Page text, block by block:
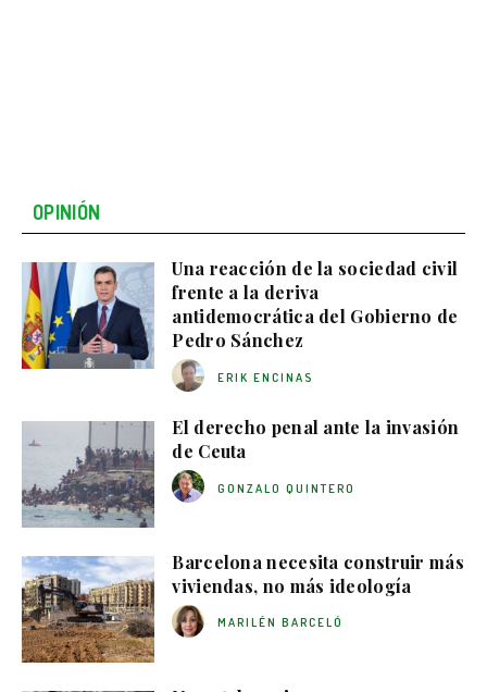
OPINIÓN
Una reacción de la sociedad civil
frente a la deriva
antidemocrática del Gobierno de
Pedro Sánchez
ERIK ENCINAS
El derecho penal ante la invasión
de Ceuta
GONZALO QUINTERO
Barcelona necesita construir más
viviendas, no más ideología
MARILÉN BARCELÓ